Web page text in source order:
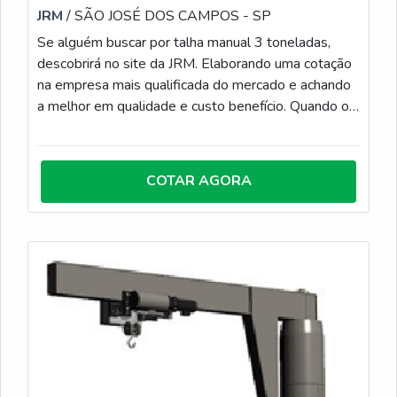
JRM/ SÃO JOSÉ DOS CAMPOS - SP
Se alguém buscar por talha manual 3 toneladas,
descobrirá no site da JRM. Elaborando uma cotação
na empresa mais qualificada do mercado e achando
a melhor em qualidade e custo benefício. Quando o
obterá excelente custo-benefício com o
meses.UM POUCO MAIS SOBRE TALHA
MANUAL 3 TONELADASA JRM objetiva sua
determinados consertos que exigem maior
capacidade física estrutural e biblioteca técnica de
apoio, tudo para garantir talha manual 3 toneladas
com excelente custo-benefício. Há muitas maneiras
eficientes de demonstrar competência e excelência
em sua área de atuação. A JRM se mostra referência
COTAR AGORA